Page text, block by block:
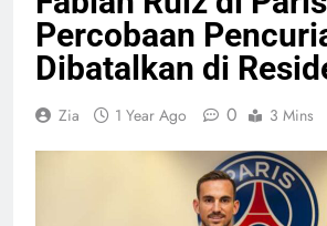
Percobaan
Dibatalkan di
Zia 1 Year Ago 0 3 Mins